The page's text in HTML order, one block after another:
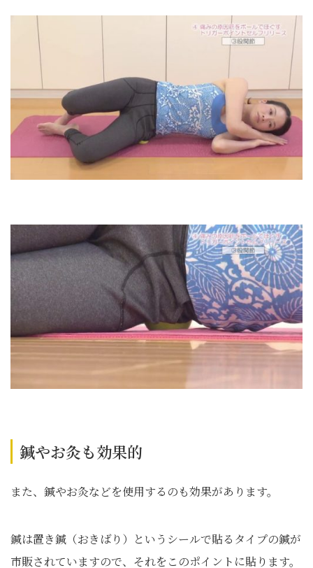
鍼やお灸も効果的
また、鍼やお灸などを使用するのも効果があります。
鍼は置き鍼（おきばり）というシールで貼るタイプの鍼が
市販されていますので、それをこのポイントに貼ります。